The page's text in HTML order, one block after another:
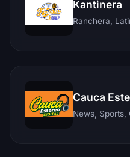
Kantinera
Ranchera,
Cauca
News, Sports,